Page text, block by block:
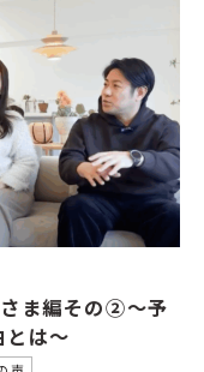
さま編その②〜予
は〜